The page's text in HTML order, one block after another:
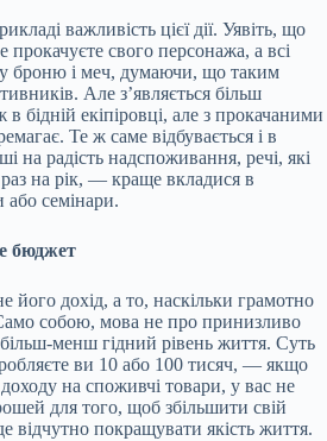
важливість цієї дії. Уявіть, що
прокачуєте свого персонажа, а всі
броню і меч, думаючи, що таким
Але з’являється більш
бідній екіпіровці, але з прокачаними
Те ж саме відбувається і в
на радість надспоживання, речі, які
на рік, — краще вкладися в
або семінари.
бюджет
його дохід, а то, наскільки грамотно
собою, мова не про принизливо
менш гідний рівень життя. Суть
ви 10 або 100 тисяч, — якщо
на споживчі товари, у вас не
для того, щоб збільшити свій
відчутно покращувати якість життя.